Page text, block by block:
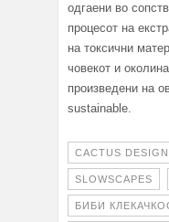
одгаени во
процесот на
на токсични
човекот и
произведени на
sustainable.
CACTUS DESIGN
SLOWSCAPES
БИБИ